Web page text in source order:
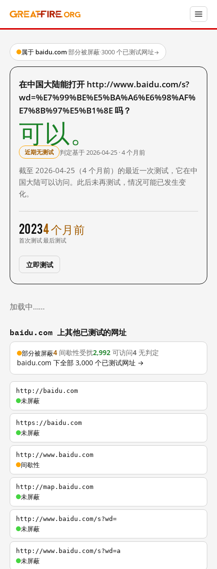
属于 baidu.com·部分被屏蔽·3000 个已测试网址→
在中国大陆能打开 http://www.baidu.com/s?
wd=%E7%99%BE%E5%BA%A6%E6%98%AF%
E7%8B%97%E5%B1%8E 吗？
可以。
近期无测试 判定基于 2026-04-25 · 4 个月前
截至 2026-04-25（4 个月前）的最近一次测试，它在中
国大陆可以访问。此后未再测试，情况可能已发生变
化。
2023
首次测试
4 个月前
最后测试
立即测试
加载中……
baidu.com 上其他已测试的网址
部分被屏蔽4 间歇性受扰2,992 可访问4 无判定
baidu.com 下全部 3,000 个已测试网址 →
http://baidu.com
未屏蔽
https://baidu.com
未屏蔽
http://www.baidu.com
间歇性
http://map.baidu.com
未屏蔽
http://www.baidu.com/s?wd=
未屏蔽
http://www.baidu.com/s?wd=a
未屏蔽